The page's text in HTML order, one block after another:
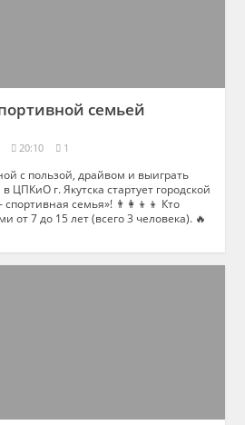
семьей
20:10 1
с пользой, драйвом и выиграть
ЦПКиО г. Якутска стартует городской
семья»! 👨‍👩‍👦‍👦 Кто
от 7 до 15 лет (всего 3 человека). 🔥